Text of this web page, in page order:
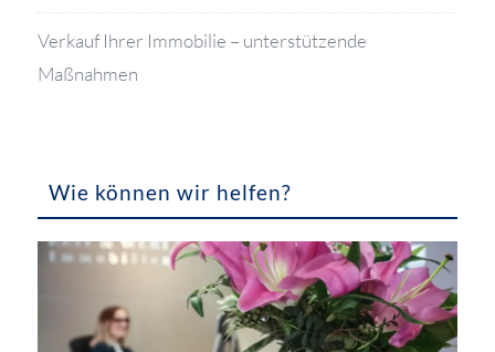
Verkauf Ihrer Immobilie – unterstützende
Maßnahmen
Wie können wir helfen?